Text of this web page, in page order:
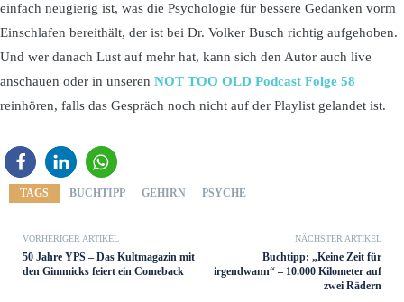
einfach neugierig ist, was die Psychologie für bessere Gedanken vorm
Einschlafen bereithält, der ist bei Dr. Volker Busch richtig aufgehoben.
Und wer danach Lust auf mehr hat, kann sich den Autor auch live
anschauen oder in unseren NOT TOO OLD Podcast Folge 58
reinhören, falls das Gespräch noch nicht auf der Playlist gelandet ist.
TAGS BUCHTIPP GEHIRN PSYCHE
VORHERIGER ARTIKEL
50 Jahre YPS – Das Kultmagazin mit
den Gimmicks feiert ein Comeback
NÄCHSTER ARTIKEL
Buchtipp: „Keine Zeit für
irgendwann“ – 10.000 Kilometer auf
zwei Rädern